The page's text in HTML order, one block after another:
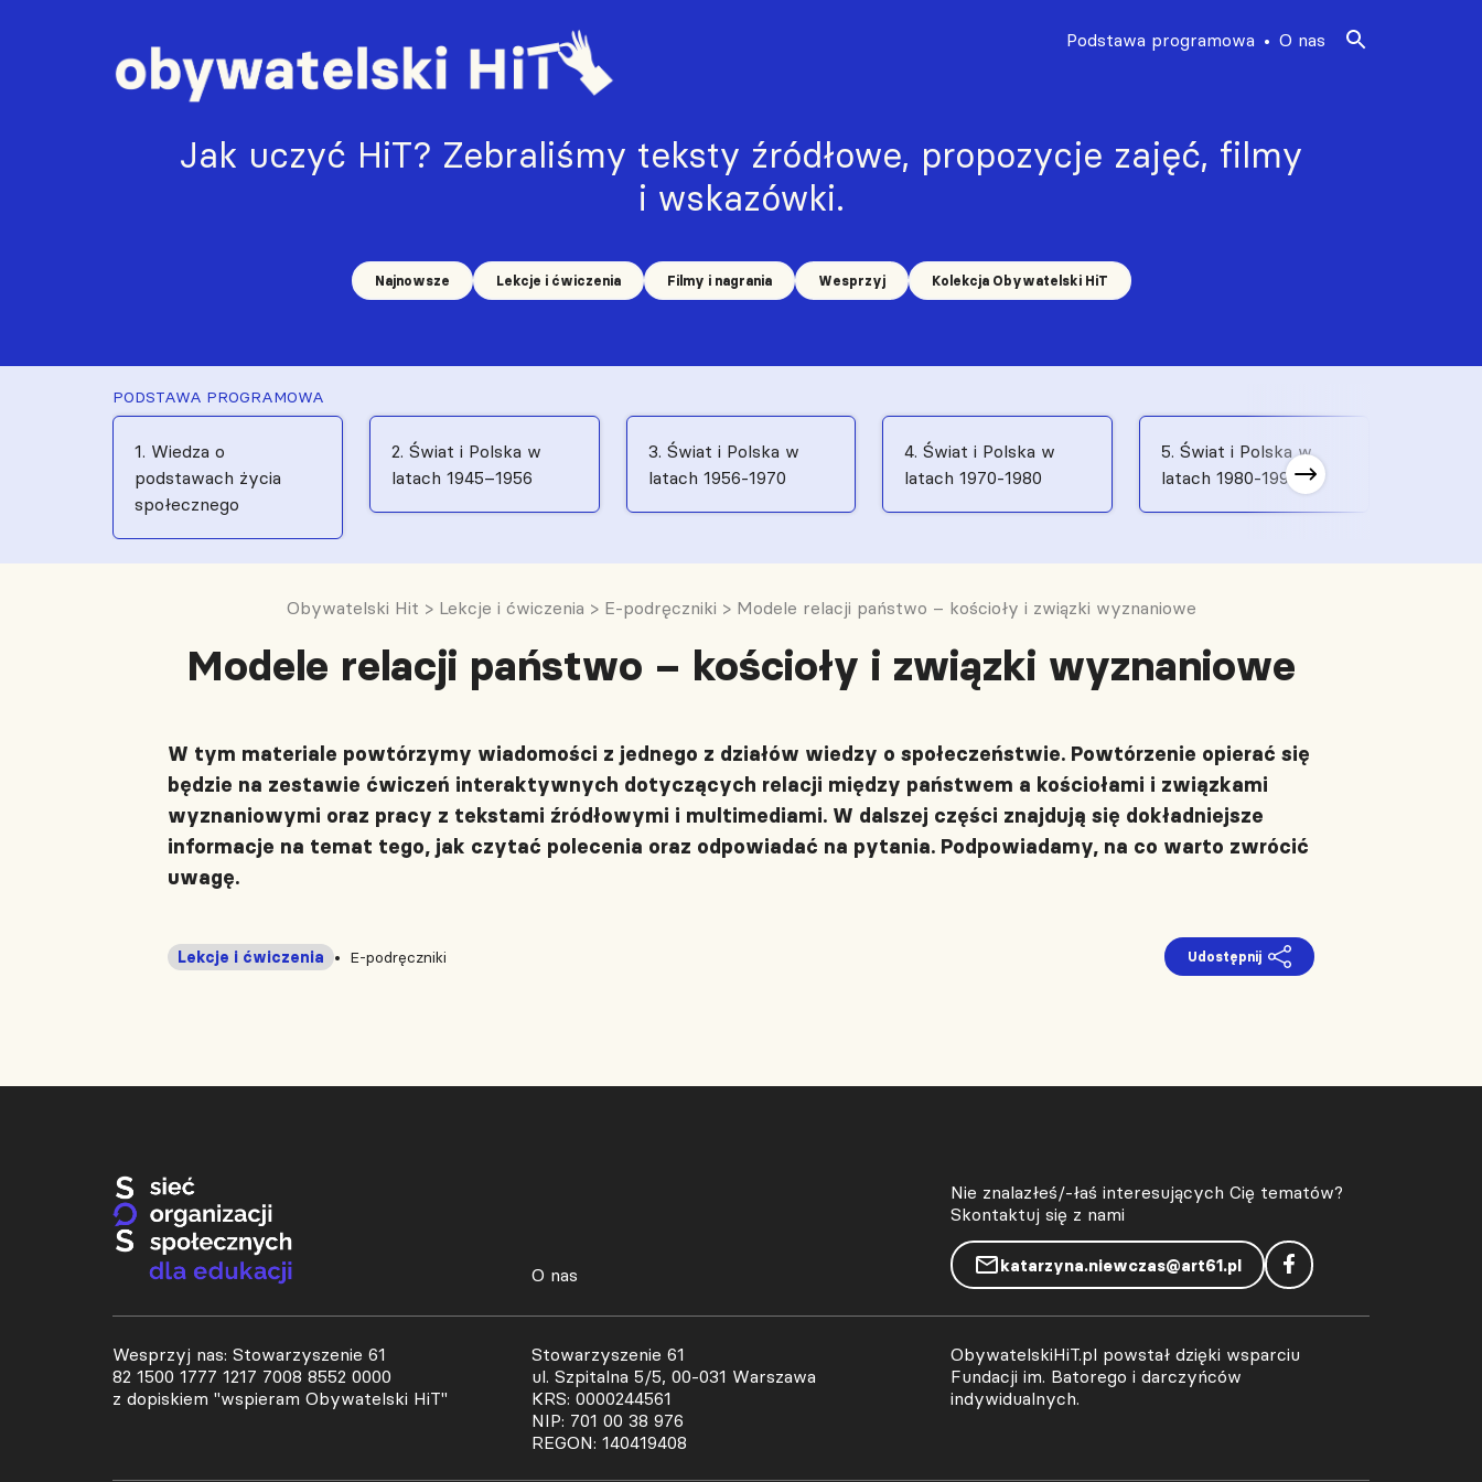
Jak uczyć HiT? Zebraliśmy teksty źródłowe, propozycje zajęć, filmy
i wskazówki.
Najnowsze Lekcje i ćwiczenia Filmy i nagrania Wesprzyj Kolekcja Obywatelski HiT
Podstawa programowa O nas
PODSTAWA PROGRAMOWA
1. Wiedza o
podstawach życia
społecznego
2. Świat i Polska w
latach 1945–1956
3. Świat i Polska w
latach 1956-1970
4. Świat i Polska w
latach 1970-1980
5. Świat i Polska w
latach 1980-1991
Obywatelski Hit > Lekcje i ćwiczenia > E-podręczniki > Modele relacji państwo – kościoły i związki wyznaniowe
Modele relacji państwo – kościoły i związki wyznaniowe
W tym materiale powtórzymy wiadomości z jednego z działów wiedzy o społeczeństwie. Powtórzenie opierać się
będzie na zestawie ćwiczeń interaktywnych dotyczących relacji między państwem a kościołami i związkami
wyznaniowymi oraz pracy z tekstami źródłowymi i multimediami. W dalszej części znajdują się dokładniejsze
informacje na temat tego, jak czytać polecenia oraz odpowiadać na pytania. Podpowiadamy, na co warto zwrócić
uwagę.
E-podręczniki
Lekcje i ćwiczenia Udostępnij
O nas
Nie znalazłeś/-łaś interesujących Cię tematów?
Skontaktuj się z nami
katarzyna.niewczas@art61.pl
Wesprzyj nas: Stowarzyszenie 61
82 1500 1777 1217 7008 8552 0000
z dopiskiem "wspieram Obywatelski HiT"
Stowarzyszenie 61
ul. Szpitalna 5/5, 00-031 Warszawa
KRS: 0000244561
NIP: 701 00 38 976
REGON: 140419408
ObywatelskiHiT.pl powstał dzięki wsparciu
Fundacji im. Batorego i darczyńców
indywidualnych.